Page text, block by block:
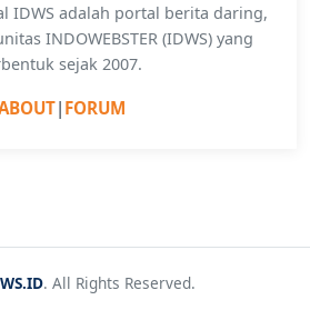
IDWS adalah portal berita daring,
INDOWEBSTER (IDWS) yang
sejak 2007.
| FORUM
. All Rights Reserved.